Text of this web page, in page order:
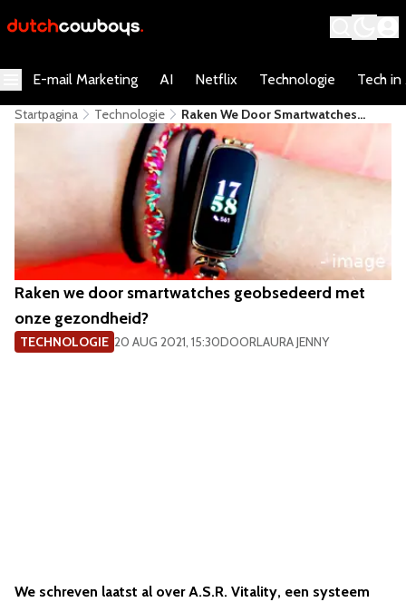
E-mail Marketing AI Netflix Technologie Tech in
Startpagina Technologie
Raken We Door Smartwatches
Geobsedeerd Met Onze
Gezondheid?
Raken we door smartwatches geobsedeerd met
onze gezondheid?
TECHNOLOGIE 20 AUG 2021, 15:30DOORLAURA JENNY
We schreven laatst al over A.S.R. Vitality, een systeem